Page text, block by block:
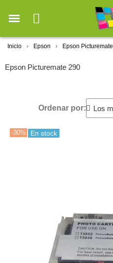
Inicio Epson Epson Picturemate
Epson Picturemate 290
Ordenar por:
-30% En stock